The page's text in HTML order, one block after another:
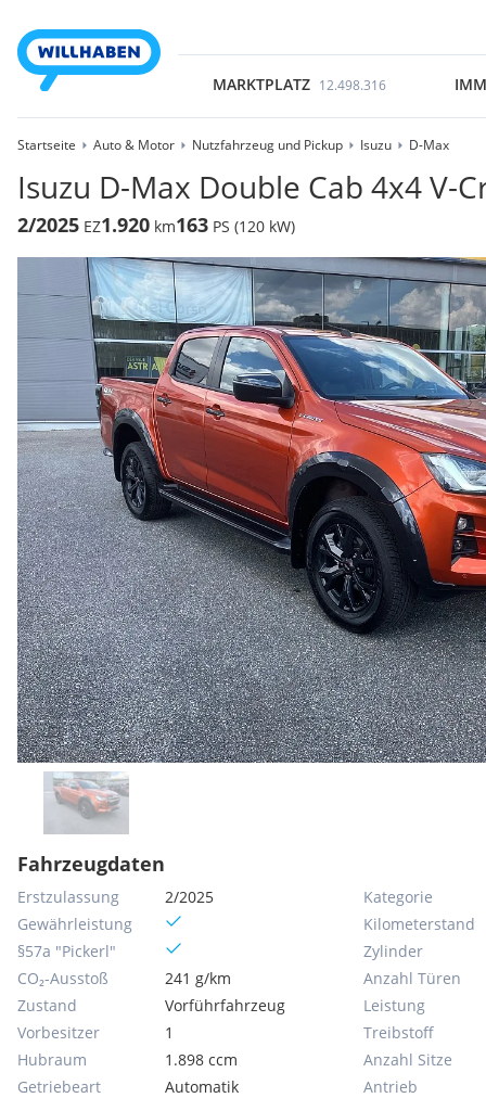
MARKTPLATZ 12.498.316
Startseite Auto & Motor Nutzfahrzeug und Pickup Isuzu D-Max
Isuzu D-Max Double Cab 4x4 V-
2/2025 EZ1.920 km163 PS (120 kW)
Fahrzeugdaten
Erstzulassung
2/2025
Gewährleistung
§57a "Pickerl"
CO₂-Ausstoß
241 g/km
Zustand
Vorführfahrzeug
Vorbesitzer
1
Hubraum
1.898 ccm
Getriebeart
Automatik
Kategorie
Kilometerstand
Zylinder
Anzahl Türen
Leistung
Treibstoff
Anzahl Sitze
Antrieb